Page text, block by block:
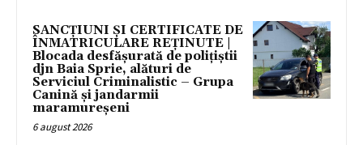
SANCȚIUNI ȘI CERTIFICATE DE
ÎNMATRICULARE REȚINUTE |
Blocada desfășurată de polițiștii
djn Baia Sprie, alături de
Serviciul Criminalistic – Grupa
Canină și jandarmii
maramureșeni
6 august 2026